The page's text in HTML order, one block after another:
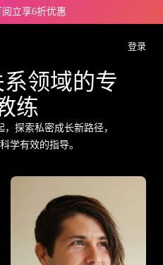
立享6折优惠
登录
领域的专
练
探索私密成长新路径，
学有效的指导。